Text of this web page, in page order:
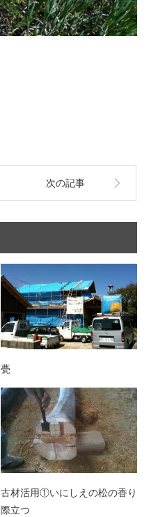
次の記事
甍
古材活用①いにしえの松の香り
際立つ